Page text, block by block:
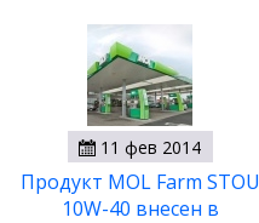
11 фев 2014
Продукт MOL Farm STOU
10W-40 внесен в